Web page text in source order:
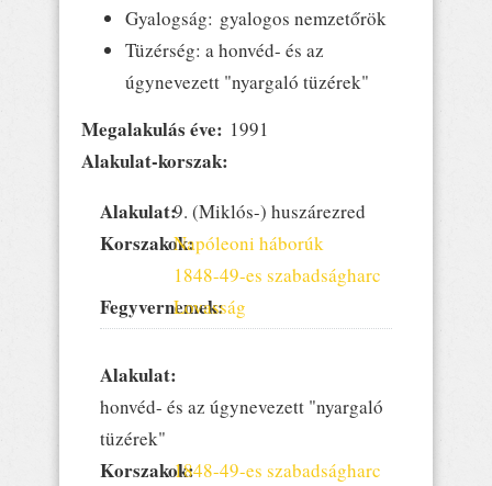
Gyalogság: gyalogos nemzetőrök
Tüzérség: a honvéd- és az
úgynevezett "nyargaló tüzérek"
Megalakulás éve: 1991
Alakulat-korszak:
Alakulat:9. (Miklós-) huszárezred
Korszakok:Napóleoni háborúk
1848-49-es szabadságharc
Fegyvernemek:
Lovasság
Alakulat:
honvéd- és az úgynevezett "nyargaló
tüzérek"
Korszakok:1848-49-es szabadságharc